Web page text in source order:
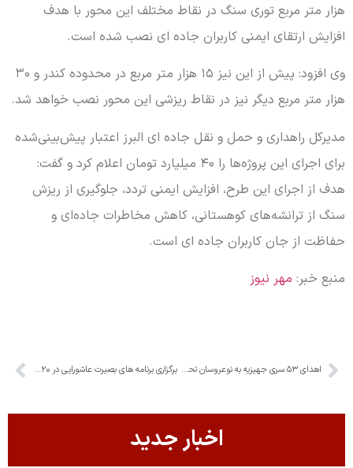
هزار متر مربع توری سنگ در نقاط مختلف این محور با هدف
افزایش ارتقای ایمنی کاربران جاده ای نصب شده است.
وی افزود: پیش از این نیز ۱۵ هزار متر مربع در محدوده کندر و ۳۰
هزار متر مربع دیگر نیز در نقاط ریزشی این محور نصب خواهد شد.
مدیرکل راهداری و حمل و نقل جاده ای البرز اعتبار پیش‌بینی‌شده
برای اجرای این پروژه‌ها را ۴۰ میلیارد تومان اعلام کرد و گفت:
هدف از اجرای این طرح، افزایش ایمنی تردد، جلوگیری از ریزش
سنگ از ترانشه‌های کوهستانی، کاهش مخاطرات جاده‌ای و
حفاظت از جان کاربران جاده ای است.
منبع خبر: مهر نیوز
اهدای ۵۳ سری جهیزیه به نوعروسان تحت حمایت کمیته امداد استان البرز برگزاری برنامه های بصیرت عاشورایی در ۲۰ بقعه متبرکه شاخص البرز
اخبار جدید